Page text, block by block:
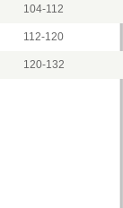
104-112
112-120
120-132